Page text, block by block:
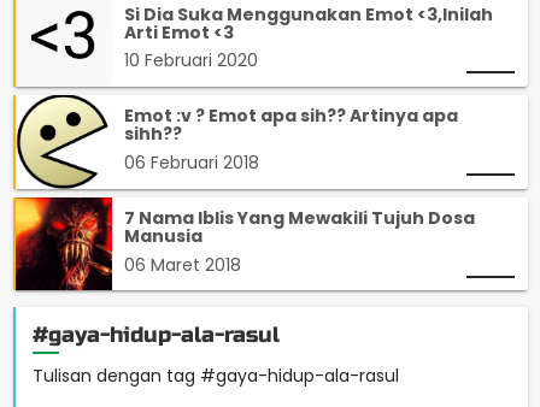
Si Dia Suka Menggunakan Emot <3,Inilah
Arti Emot <3
10 Februari 2020
Emot :v ? Emot apa sih?? Artinya apa
sihh??
06 Februari 2018
7 Nama Iblis Yang Mewakili Tujuh Dosa
Manusia
06 Maret 2018
#gaya-hidup-ala-rasul
Tulisan dengan tag #gaya-hidup-ala-rasul